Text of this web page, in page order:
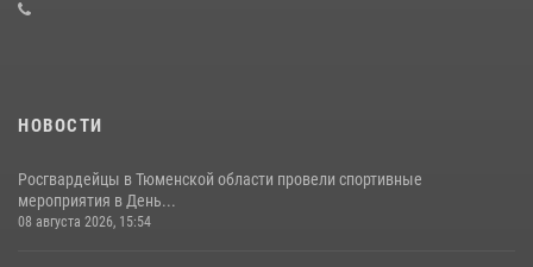
16 июля 2026, 10:42
НОВОСТИ
Росгвардейцы в Тюменской области провели спортивные
мероприятия в День...
08 августа 2026, 15:54